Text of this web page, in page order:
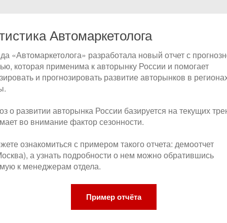
Автомаркетолога
«Автомаркетолога» разработала новый отчет с
которая применима к авторынку России и помогает
и прогнозировать развитие авторынков в
о развитии авторынка России базируется на текущих
во внимание фактор сезонности.
ознакомиться с примером такого отчета: демоотчет
а узнать подробности о нем можно обратившись
к менеджерам отдела.
Пример отчёта